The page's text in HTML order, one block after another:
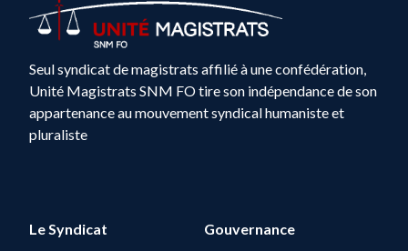
Seul syndicat de magistrats affilié à une confédération,
Unité Magistrats SNM FO tire son indépendance de son
appartenance au mouvement syndical humaniste et
pluraliste
Le Syndicat Gouvernance